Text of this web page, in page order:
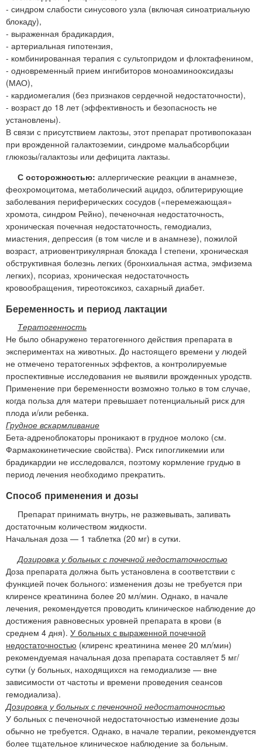
- синдром слабости синусового узла (включая синоатриальную
блокаду),
- выраженная брадикардия,
- артериальная гипотензия,
- комбинированная терапия с сультопридом и флоктафенином,
- одновременный прием ингибиторов моноаминооксидазы
(МАО),
- кардиомегалия (без признаков сердечной недостаточности),
- возраст до 18 лет (эффективность и безопасность не
установлены).
В связи с присутствием лактозы, этот препарат противопоказан
при врожденной галактоземии, синдроме мальабсорбции
глюкозы/галактозы или дефицита лактазы.
С осторожностью: аллергические реакции в анамнезе,
феохромоцитома, метаболический ацидоз, облитерирующие
заболевания периферических сосудов («перемежающая»
хромота, синдром Рейно), печеночная недостаточность,
хроническая почечная недостаточность, гемодиализ,
миастения, депрессия (в том числе и в анамнезе), пожилой
возраст, атриовентрикулярная блокада I степени, хроническая
обструктивная болезнь легких (бронхиальная астма, эмфизема
легких), псориаз, хроническая недостаточность
кровообращения, тиреотоксикоз, сахарный диабет.
Беременность и период лактации
Тератогенность
Не было обнаружено тератогенного действия препарата в
экспериментах на животных. До настоящего времени у людей
не отмечено тератогенных эффектов, а контролируемые
проспективные исследования не выявили врожденных уродств.
Применение при беременности возможно только в том случае,
когда польза для матери превышает потенциальный риск для
плода и/или ребенка.
Грудное вскармливание
Бета-адреноблокаторы проникают в грудное молоко (см.
Фармакокинетические свойства). Риск гипогликемии или
брадикардии не исследовался, поэтому кормление грудью в
период лечения необходимо прекратить.
Способ применения и дозы
Препарат принимать внутрь, не разжевывать, запивать
достаточным количеством жидкости.
Начальная доза — 1 таблетка (20 мг) в сутки.
Дозировка у больных с почечной недостаточностью
Доза препарата должна быть установлена в соответствии с
функцией почек больного: изменения дозы не требуется при
клиренсе креатинина более 20 мл/мин. Однако, в начале
лечения, рекомендуется проводить клиническое наблюдение до
достижения равновесных уровней препарата в крови (в
среднем 4 дня). У больных с выраженной почечной
недостаточностью (клиренс креатинина менее 20 мл/мин)
рекомендуемая начальная доза препарата составляет 5 мг/
сутки (у больных, находящихся на гемодиализе — вне
зависимости от частоты и времени проведения сеансов
гемодиализа).
Дозировка у больных с печеночной недостаточностью
У больных с печеночной недостаточностью изменение дозы
обычно не требуется. Однако, в начале терапии, рекомендуется
более тщательное клиническое наблюдение за больным.